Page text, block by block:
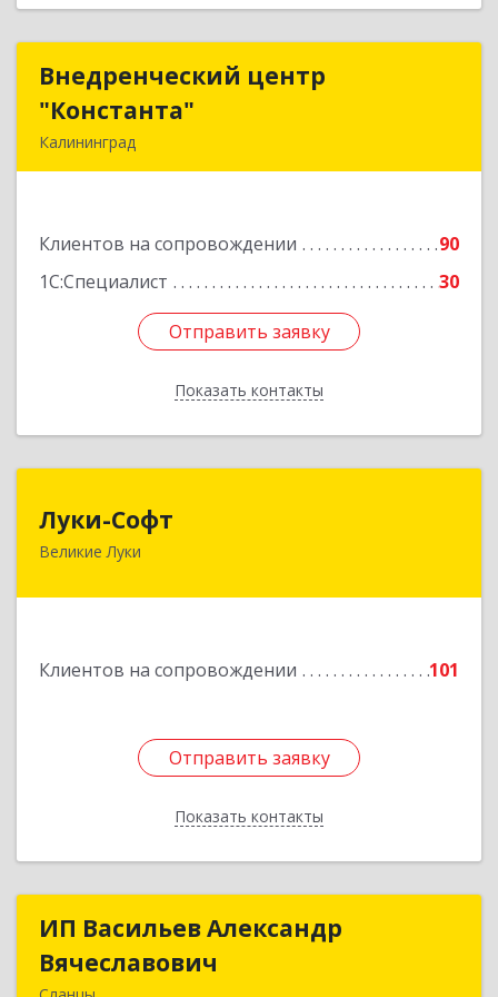
Внедренческий центр
"Константа"
Калининград
Клиентов на сопровождении
90
1С:Специалист
30
Отправить заявку
Показать контакты
Внедренческий центр
Подробнее
Отправить заявку
Назад
Луки-Софт
Великие Луки
Клиентов на сопровождении 101
Отправить заявку
Показать контакты
182113, Псковская обл, Великие Луки г,
Отправить заявку
Назад
ИП Васильев Александр
Вячеславович
ИП Васильев Александр